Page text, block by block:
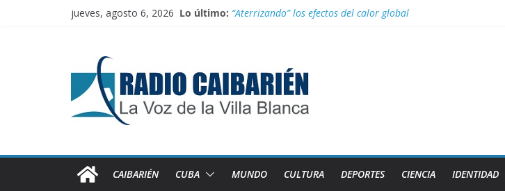
jueves, agosto 6, 2026 Lo último: “Aterrizando” los efectos del calor global
Información oficial con nombres de los 2 caibarienenses
Irán entra entre los diez países con más sitios declarados
CAIBARIÉN CUBA MUNDO CULTURA DEPORTES CIENCIA IDENTIDAD